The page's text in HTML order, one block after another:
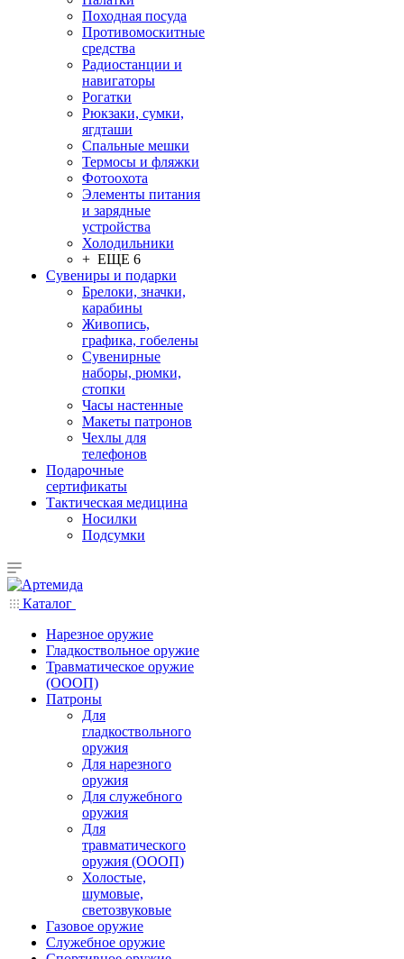
Походная посуда
Противомоскитные
средства
Радиостанции и
навигаторы
Рогатки
Рюкзаки, сумки,
ягдташи
Спальные мешки
Термосы и фляжки
Фотоохота
Элементы питания
и зарядные
устройства
Холодильники
+ ЕЩЕ 6
Сувениры и подарки
Брелоки, значки,
карабины
Живопись,
графика, гобелены
Сувенирные
наборы, рюмки,
стопки
Часы настенные
Макеты патронов
Чехлы для
телефонов
Подарочные
сертификаты
Тактическая медицина
Носилки
Подсумки
Каталог
Нарезное оружие
Гладкоствольное оружие
Травматическое оружие
(ОООП)
Патроны
Для
гладкоствольного
оружия
Для нарезного
оружия
Для служебного
оружия
Для
травматического
оружия (ОООП)
Холостые,
шумовые,
светозвуковые
Газовое оружие
Служебное оружие